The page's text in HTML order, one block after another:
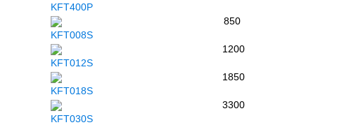
KFT400P
KFT008S
850
KFT012S
1200
KFT018S
1850
KFT030S
3300